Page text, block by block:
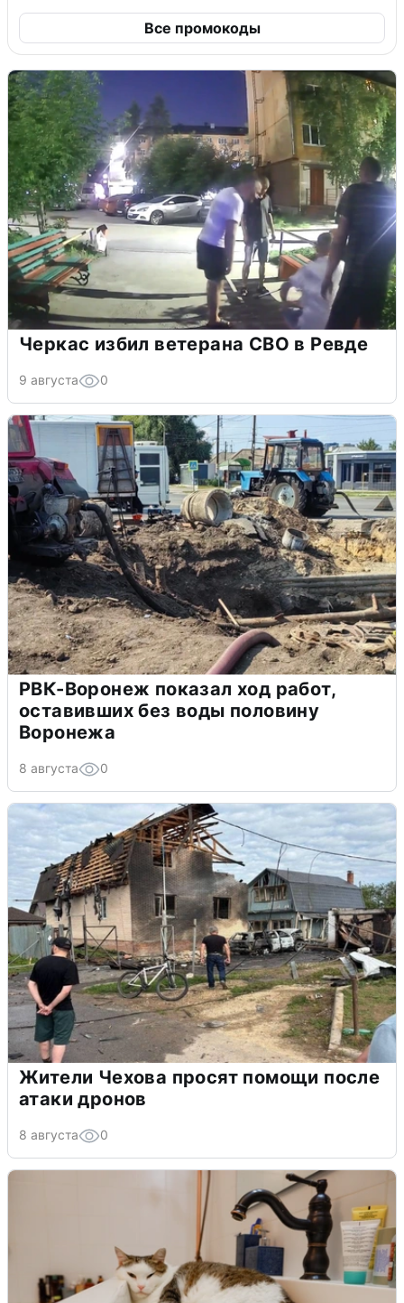
Все промокоды
Черкас избил ветерана СВО в Ревде
9 августа 0
РВК-Воронеж показал ход работ,
оставивших без воды половину
Воронежа
8 августа 0
Жители Чехова просят помощи после
атаки дронов
8 августа 0